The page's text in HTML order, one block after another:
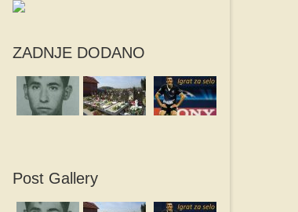
ZADNJE DODANO
Post Gallery